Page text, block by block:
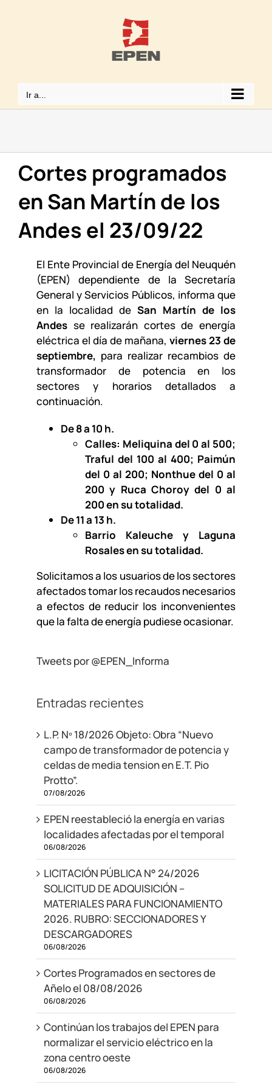
Ir a...
Cortes programados
en San Martín de los
Andes el 23/09/22
El Ente Provincial de Energía del Neuquén
(EPEN) dependiente de la Secretaría
General y Servicios Públicos, informa que
en la localidad deSan Martín de los
Andesse realizarán cortes de energía
eléctrica el día de mañana,viernes 23 de
septiembre, para realizar recambios de
transformador de potencia en los
sectores y horarios detallados a
continuación.
De 8 a 10 h.
Calles: Meliquina del 0 al 500;
Traful del 100 al 400; Paimún
del 0 al 200; Nonthue del 0 al
200 y Ruca Choroy del 0 al
200 en su totalidad.
De 11 a 13 h.
Barrio Kaleuche y Laguna
Rosales en su totalidad.
Solicitamos a los usuarios de los sectores
afectados tomar los recaudos necesarios
a efectos de reducir los inconvenientes
que la falta de energía pudiese ocasionar.
Tweets por @EPEN_Informa
Entradas recientes
L.P. Nº 18/2026 Objeto: Obra “Nuevo
campo de transformador de potencia y
celdas de media tension en E.T. Pio
Protto”.
07/08/2026
EPEN reestableció la energía en varias
localidades afectadas por el temporal
06/08/2026
LICITACIÓN PÚBLICA N° 24/2026
SOLICITUD DE ADQUISICIÓN –
MATERIALES PARA FUNCIONAMIENTO
2026. RUBRO: SECCIONADORES Y
DESCARGADORES
06/08/2026
Cortes Programados en sectores de
Añelo el 08/08/2026
06/08/2026
Continúan los trabajos del EPEN para
normalizar el servicio eléctrico en la
zona centro oeste
06/08/2026